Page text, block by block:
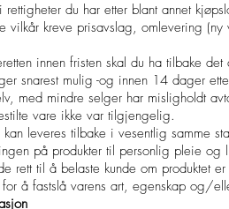
du har etter blant annet
vilkår kreve prisavslag, omlevering
innen fristen skal du ha tilbake
snarest mulig -og innen 14 dager
med mindre selger har misligholdt
vare ikke var tilgjengelig.
kan leveres tilbake i vesentlig samme
på produkter til personlig pleie og
rett til å belaste kunde om produktet
å fastslå varens art, egenskap og/